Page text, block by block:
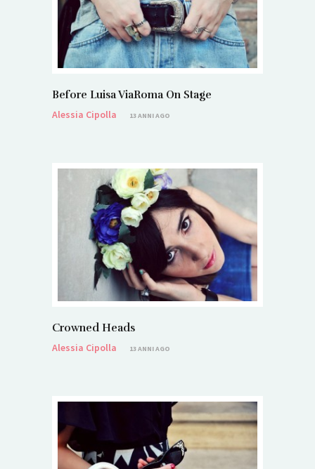
Before Luisa ViaRoma On Stage
Alessia Cipolla
13 ANNI AGO
Crowned Heads
Alessia Cipolla
13 ANNI AGO